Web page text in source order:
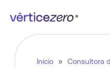
contenido
Inicio » Consultora